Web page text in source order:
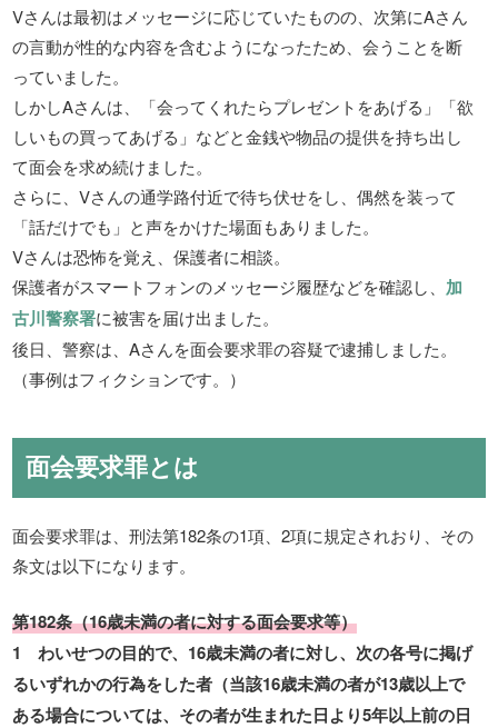
Vさんは最初はメッセージに応じていたものの、次第にAさん
の言動が性的な内容を含むようになったため、会うことを断
っていました。
しかしAさんは、「会ってくれたらプレゼントをあげる」「欲
しいもの買ってあげる」などと金銭や物品の提供を持ち出し
て面会を求め続けました。
さらに、Vさんの通学路付近で待ち伏せをし、偶然を装って
「話だけでも」と声をかけた場面もありました。
Vさんは恐怖を覚え、保護者に相談。
保護者がスマートフォンのメッセージ履歴などを確認し、 加
古川警察署に被害を届け出ました。
後日、警察は、Aさんを面会要求罪の容疑で逮捕しました。
（事例はフィクションです。）
面会要求罪とは
面会要求罪は、刑法第182条の1項、2項に規定されおり、その
条文は以下になります。
第182条（16歳未満の者に対する面会要求等）
1 わいせつの目的で、16歳未満の者に対し、次の各号に掲げ
るいずれかの行為をした者（当該16歳未満の者が13歳以上で
ある場合については、その者が生まれた日より5年以上前の日